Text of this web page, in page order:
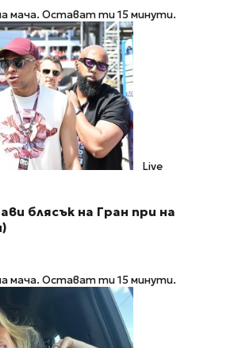
мача. Остават ти 15 минути.
Live
блясък на Гран при на
мача. Остават ти 15 минути.